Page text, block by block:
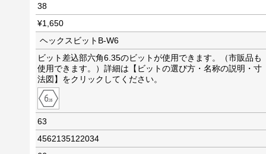
38
¥1,650
ヘックスビットB-W6
ビット差込部六角6.35のビットが使用できます。（市販品も
使用できます。）詳細は【ビットの選び方・名称の説明・寸
法図】をクリックしてください。
63
4562135122034